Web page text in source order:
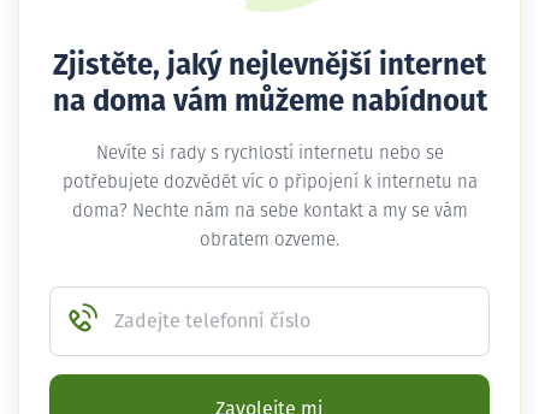
Zjistěte, jaký nejlevnější internet
na doma vám můžeme nabídnout
Nevíte si rady s rychlostí internetu nebo se
potřebujete dozvědět víc o připojení k internetu na
doma? Nechte nám na sebe kontakt a my se vám
obratem ozveme.
Zadejte telefonní číslo
Zavolejte mi